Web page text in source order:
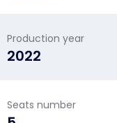
Production year
2022
Seats number